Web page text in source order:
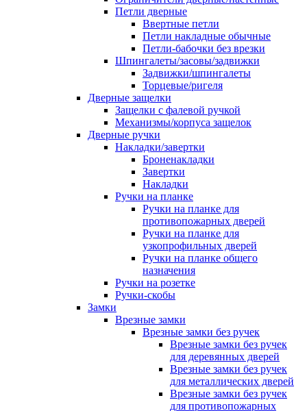
Петли дверные
Ввертные петли
Петли накладные обычные
Петли-бабочки без врезки
Шпингалеты/засовы/задвижки
Задвижки/шпингалеты
Торцевые/ригеля
Дверные защелки
Защелки с фалевой ручкой
Механизмы/корпуса защелок
Дверные ручки
Накладки/завертки
Броненакладки
Завертки
Накладки
Ручки на планке
Ручки на планке для
противопожарных дверей
Ручки на планке для
узкопрофильных дверей
Ручки на планке общего
назначения
Ручки на розетке
Ручки-скобы
Замки
Врезные замки
Врезные замки без ручек
Врезные замки без ручек
для деревянных дверей
Врезные замки без ручек
для металлических дверей
Врезные замки без ручек
для противопожарных